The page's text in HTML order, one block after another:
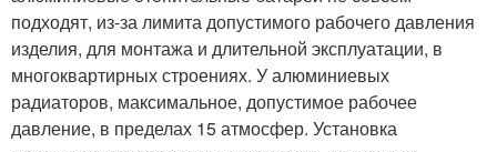
подходят, из-за лимита допустимого рабочего давления
изделия, для монтажа и длительной эксплуатации, в
многоквартирных строениях. У алюминиевых
радиаторов, максимальное, допустимое рабочее
давление, в пределах 15 атмосфер. Установка